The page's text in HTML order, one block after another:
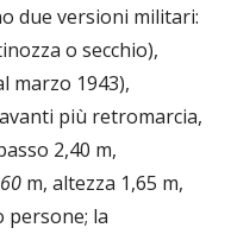
due versioni militari:
o secchio),
marzo 1943),
più retromarcia,
2,40 m,
m, altezza 1,65 m,
persone; la